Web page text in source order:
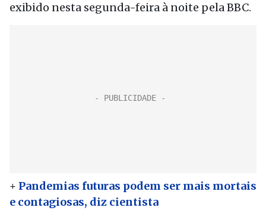
exibido nesta segunda-feira à noite pela BBC.
+ Pandemias futuras podem ser mais mortais
e contagiosas, diz cientista